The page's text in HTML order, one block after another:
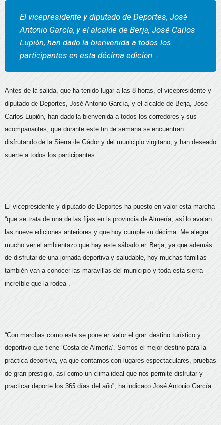
El vicepresidente y diputado de Deportes, José
Antonio García, y el alcalde de Berja, José Carlos
Lupión, han dado la bienvenida a todos los
participantes en esta décima edición
Antes de la salida, que ha tenido lugar a las 8 horas, el vicepresidente y
diputado de Deportes, José Antonio García, y el alcalde de Berja, José
Carlos Lupión, han dado la bienvenida a todos los corredores y sus
acompañantes, que durante este fin de semana se encuentran
disfrutando de la Sierra de Gádor y del municipio virgitano, y han deseado
suerte a todos los participantes.
El vicepresidente y diputado de Deportes ha puesto en valor esta marcha
“que se trata de una de las fijas en la provincia de Almería, así lo avalan
las nueve ediciones anteriores y que hoy cumple su décima. Me alegra
mucho ver el ambientazo que hay este sábado en Berja, ya que además
de disfrutar de una jornada deportiva y saludable, hoy muchas familias
también van a conocer las maravillas del municipio y toda esta sierra
increíble que la rodea”.
“Con marchas como esta se pone en valor el gran destino turístico y
deportivo que tiene ‘Costa de Almería’. Somos el mejor destino para la
práctica deportiva, ya que contamos con lugares espectaculares, pruebas
de gran prestigio, así como un clima ideal que nos permite disfrutar y
practicar deporte los 365 días del año”, ha indicado José Antonio García.